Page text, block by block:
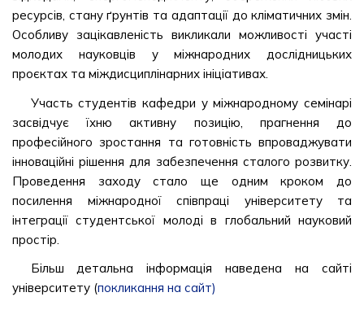
ресурсів, стану ґрунтів та адаптації до кліматичних змін.
Особливу зацікавленість викликали можливості участі
молодих науковців у міжнародних дослідницьких
проєктах та міждисциплінарних ініціативах.
Участь студентів кафедри у міжнародному семінарі
засвідчує їхню активну позицію, прагнення до
професійного зростання та готовність впроваджувати
інноваційні рішення для забезпечення сталого розвитку.
Проведення заходу стало ще одним кроком до
посилення міжнародної співпраці університету та
інтеграції студентської молоді в глобальний науковий
простір.
Більш детальна інформація наведена на сайті
університету (покликання на сайт)